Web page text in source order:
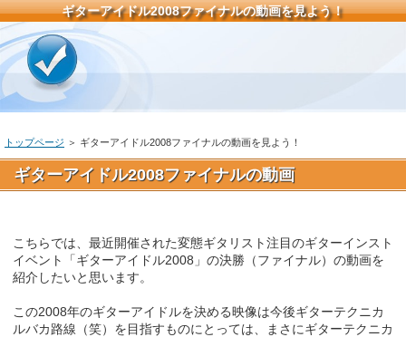
ギターアイドル2008ファイナルの動画を見よう！
トップページ ＞ ギターアイドル2008ファイナルの動画を見よう！
ギターアイドル2008ファイナルの動画
こちらでは、最近開催された変態ギタリスト注目のギターインスト
イベント「ギターアイドル2008」の決勝（ファイナル）の動画を
紹介したいと思います。
この2008年のギターアイドルを決める映像は今後ギターテクニカ
ルバカ路線（笑）を目指すものにとっては、まさにギターテクニカ